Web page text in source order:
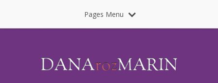
Pages Menu